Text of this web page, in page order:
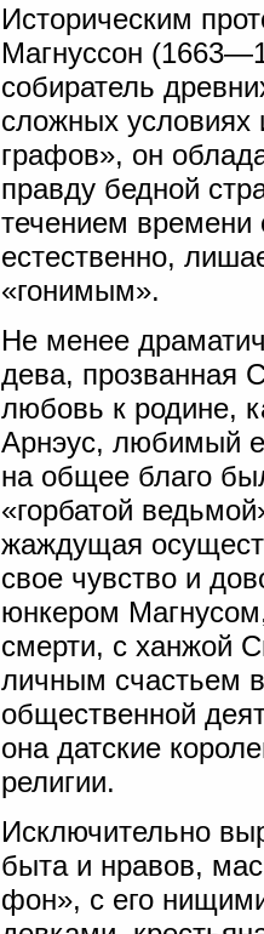
Историческим
Магнуссон
собиратель
сложных условиях
графов», он
правду бедной
течением времени
естественно,
«гонимым».
Не менее
дева, прозванная
любовь к родине,
Арнэус, любимый
на общее благо
«горбатой
жаждущая
свое чувство и
юнкером
смерти, с ханжой
личным счастьем
общественной
она датские
религии.
Исключительно
быта и нравов,
фон», с его